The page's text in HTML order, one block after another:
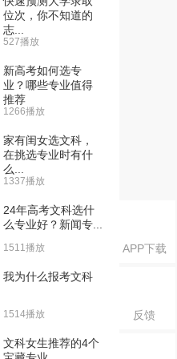
APP下载
反馈
位次，你不知道的
志...
527播放
新高考如何选专
业？哪些专业值得
推荐
1266播放
家有闺女选文科，
在挑选专业时有什
么...
1337播放
24年高考文科选什
么专业好？新闻专...
1511播放
我为什么报考文科
1514播放
文科女生推荐的4个